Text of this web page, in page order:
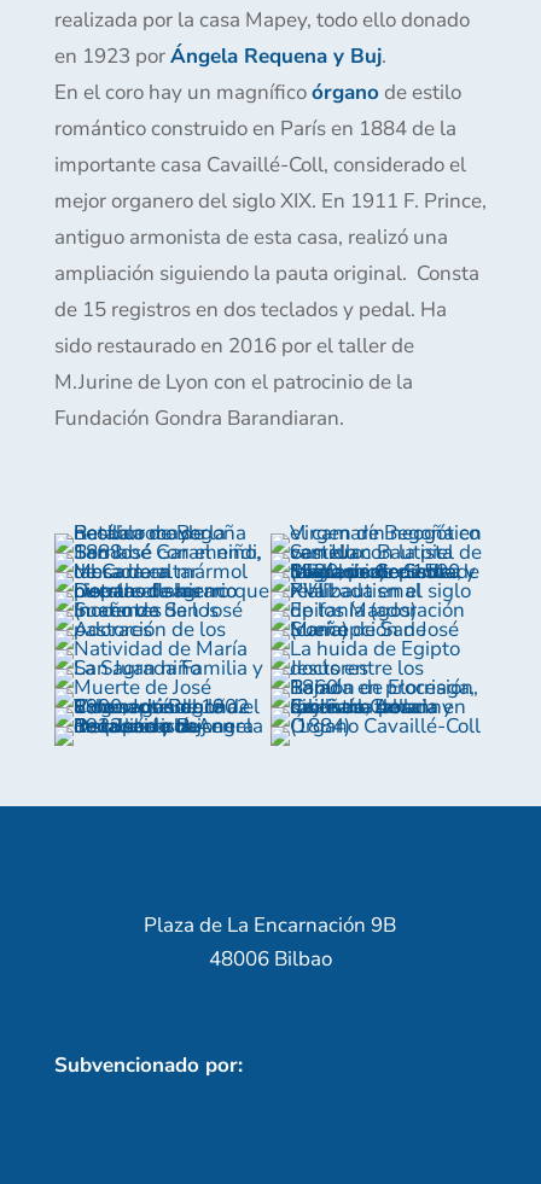
realizada por la casa Mapey, todo ello donado
en 1923 porÁngela Requena y Buj.
En el coro hay un magníficoórgano de estilo
romántico construido en París en 1884 de la
importante casa Cavaillé-Coll, considerado el
mejor organero del siglo XIX. En 1911 F. Prince,
antiguo armonista de esta casa, realizó una
ampliación siguiendo la pauta original. Consta
de 15 registros en dos teclados y pedal. Ha
sido restaurado en 2016 por el taller de
M.Jurine de Lyon con el patrocinio de la
Fundación Gondra Barandiaran.
Plaza de La Encarnación 9B
48006 Bilbao
Subvencionado por: